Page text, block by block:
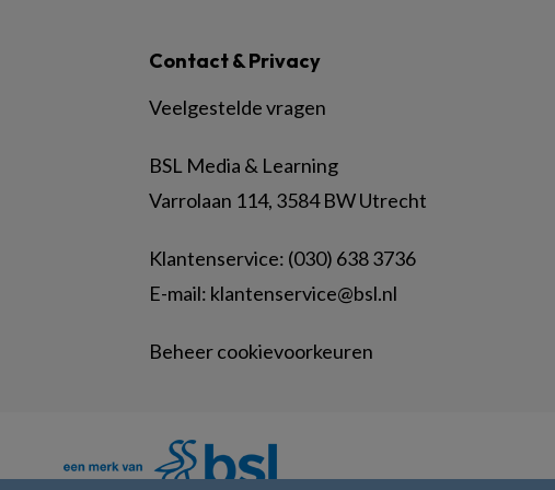
Contact & Privacy
Veelgestelde vragen
BSL Media & Learning
Varrolaan 114, 3584 BW Utrecht
Klantenservice: (030) 638 3736
E-mail: klantenservice@bsl.nl
Beheer cookievoorkeuren